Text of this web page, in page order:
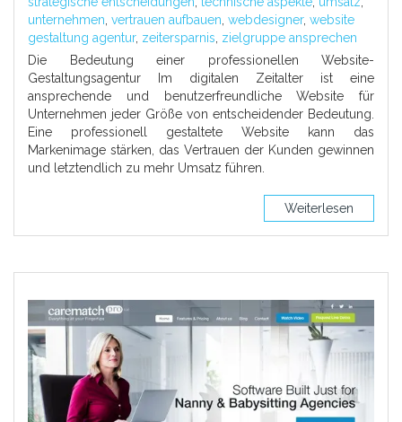
unternehmen vertrauen aufbauen webdesigner, website
gestaltung agentur, zeitersparnis zielgruppe ansprechen
Die Bedeutung einer professionellen Website-
Gestaltungsagentur Im digitalen Zeitalter ist eine
ansprechende und benutzerfreundliche Website für
Unternehmen jeder Größe von entscheidender Bedeutung.
Eine professionell gestaltete Website kann das
Markenimage stärken, das Vertrauen der Kunden gewinnen
und letztendlich zu mehr Umsatz führen.
Weiterlesen